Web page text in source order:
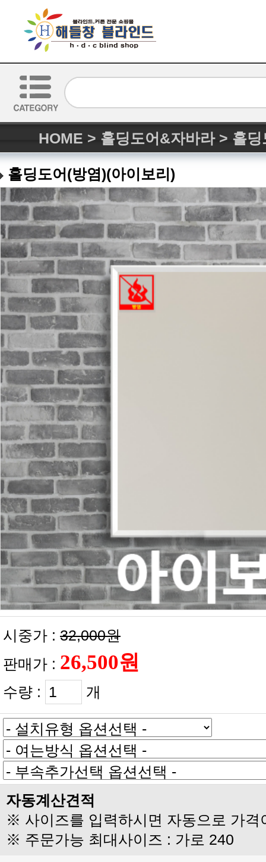
HOME > 홀딩도어&자바라> 홀딩
홀딩도어(방염)(아이보리)
시중가 : 32,000원
판매가 :
수량 :
개
자동계산견적
※ 사이즈를 입력하시면 자동으로 가격
※ 주문가능 최대사이즈 : 가로 240